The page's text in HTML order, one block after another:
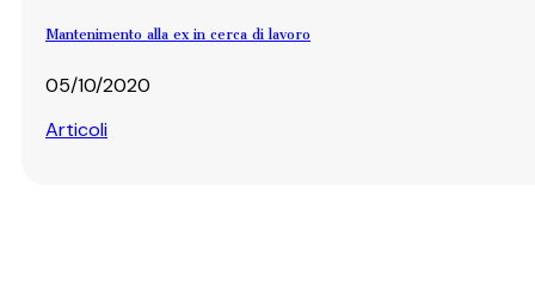
Mantenimento alla ex in cerca di lavoro
05/10/2020
Articoli